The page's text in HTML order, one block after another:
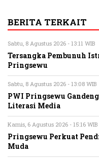
BERITA TERKAIT
Sabtu, 8 Agustus 2026 - 13:11 WIB
Tersangka Pembunuh
Pringsewu
Sabtu, 8 Agustus 2026 - 13:08 WIB
PWI Pringsewu
Literasi Media
Kamis, 6 Agustus 2026 - 15:16 WIB
Pringsewu Perkuat
Muda